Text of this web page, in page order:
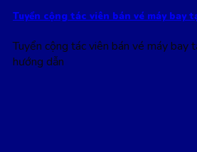
Tuyển cộng tác viên bán vé máy bay
Tuyển cộng tác viên bán vé máy bay
hướng dẫn